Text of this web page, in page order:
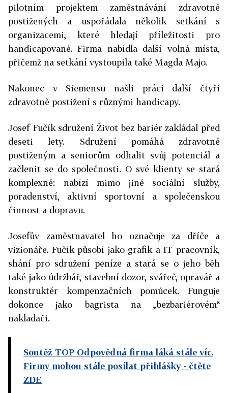
pilotním projektem zaměstnávání zdravotně
postižených a uspořádala několik setkání s
organizacemi, které hledají příležitosti pro
handicapované. Firma nabídla další volná místa,
přičemž na setkání vystoupila také Magda Majo.
Nakonec v Siemensu našli práci další čtyři
zdravotně postižení s různými handicapy.
Josef Fučík sdružení Život bez bariér zakládal před
deseti lety. Sdružení pomáhá zdravotně
postiženým a seniorům odhalit svůj potenciál a
začlenit se do společnosti. O své klienty se stará
komplexně: nabízí mimo jiné sociální služby,
poradenství, aktivní sportovní a společenskou
činnost a dopravu.
Josefův zaměstnavatel ho označuje za dříče a
vizionáře. Fučík působí jako grafik a IT pracovník,
shání pro sdružení peníze a stará se o jeho běh
také jako údržbář, stavební dozor, svářeč, opravář a
konstruktér kompenzačních pomůcek. Funguje
dokonce jako bagrista na „bezbariérovém“
nakladači.
Soutěž TOP Odpovědná firma láká stále víc.
Firmy mohou stále posílat přihlášky- čtěte
ZDE